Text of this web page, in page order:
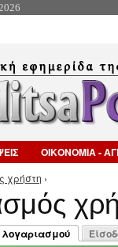
ΟΙΚΟΝΟΜΙΑ -
χρήστη ›
καρτέλες
λογαριασμού